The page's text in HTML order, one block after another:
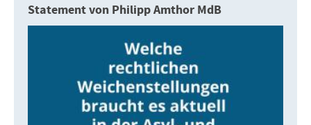
Statement von Philipp Amthor MdB